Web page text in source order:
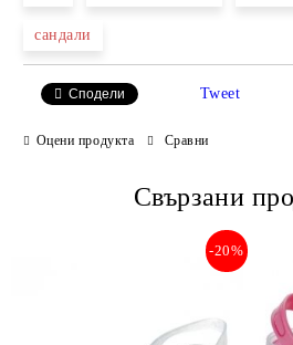
сандали
Сподели Tweet
Оцени продукта Сравни
Свързани
-20%